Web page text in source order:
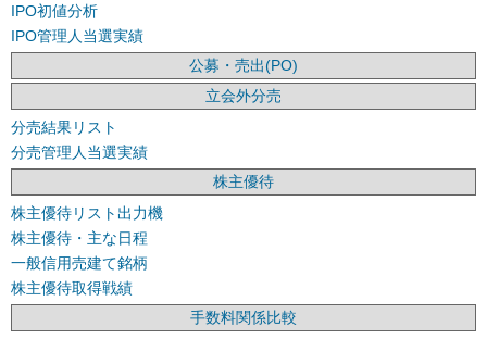
IPO初値分析
IPO管理人当選実績
公募・売出(PO)
立会外分売
分売結果リスト
分売管理人当選実績
株主優待
株主優待リスト出力機
株主優待・主な日程
一般信用売建て銘柄
株主優待取得戦績
手数料関係比較